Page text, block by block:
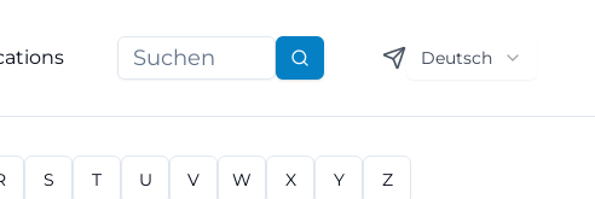
Suchen Deutsch
S T U V W X Y Z